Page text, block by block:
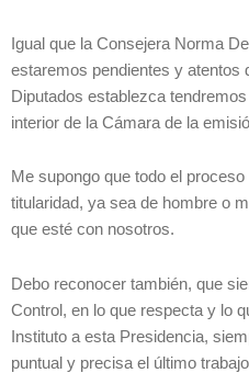
Igual que la Consejera Norma
estaremos pendientes y atentos
Diputados establezca
interior de la Cámara de la
Me supongo que todo el
titularidad, ya sea de hombre o
que esté con nosotros.
Debo reconocer también, que
Control, en lo que respecta y lo
Instituto a esta Presidencia,
puntual y precisa el último